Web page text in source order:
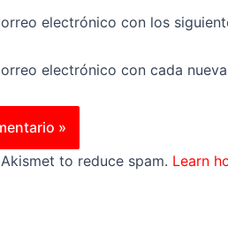
electrónico con los
electrónico con cada
to reduce spam. Learn